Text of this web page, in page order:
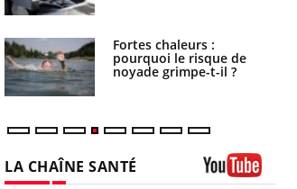
Fortes chaleurs :
pourquoi le risque de
noyade grimpe-t-il ?
LA CHAÎNE SANTÉ